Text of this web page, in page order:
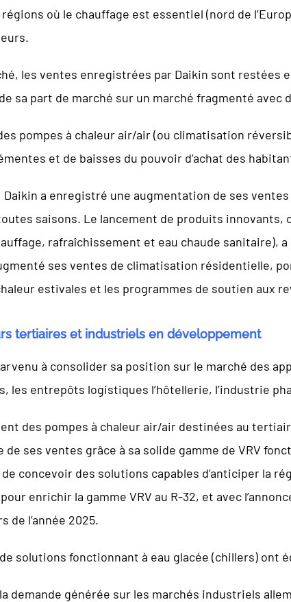
régions où le chauffage est essentiel (nord de
les ventes enregistrées par Daikin sont restées
sa part de marché sur un marché fragmenté avec
pompes à chaleur air/air (ou climatisation
et de baisses du pouvoir d’achat des
Daikin a enregistré une augmentation de ses
saisons. Le lancement de produits
rafraîchissement et eau chaude sanitaire),
ses ventes de climatisation résidentielle,
estivales et les programmes de soutien aux
tertiaires et industriels en développement
à consolider sa position sur le marché des
les entrepôts logistiques l’hôtellerie, l’industrie
des pompes à chaleur air/air destinées au
ses ventes grâce à sa solide gamme de VRV
de concevoir des solutions capables d’anticiper la
enrichir la gamme VRV au R-32, et avec
de l’année 2025.
solutions fonctionnant à eau glacée (chillers) ont
demande générée sur les marchés industriels